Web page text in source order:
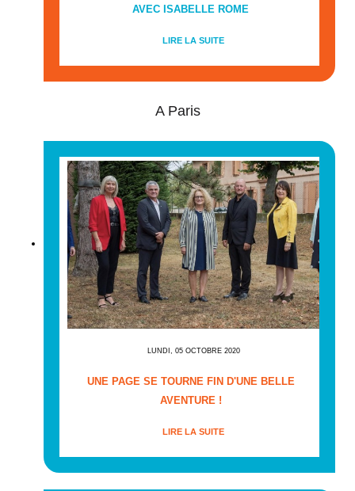
AVEC ISABELLE ROME
LIRE LA SUITE
A Paris
LUNDI, 05 OCTOBRE 2020
UNE PAGE SE TOURNE FIN D'UNE BELLE
AVENTURE !
LIRE LA SUITE